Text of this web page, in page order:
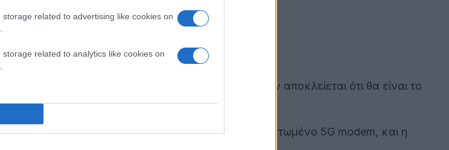
related to advertising like cookies on
related to analytics like cookies on
), το οποίο δεν αποκλείεται ότι θα είναι το
έχουν επιβληθεί από τις ΗΠΑ.
σε κλίμακα 5nm και διαθέτει ενσωματωμένο 5G modem, και η